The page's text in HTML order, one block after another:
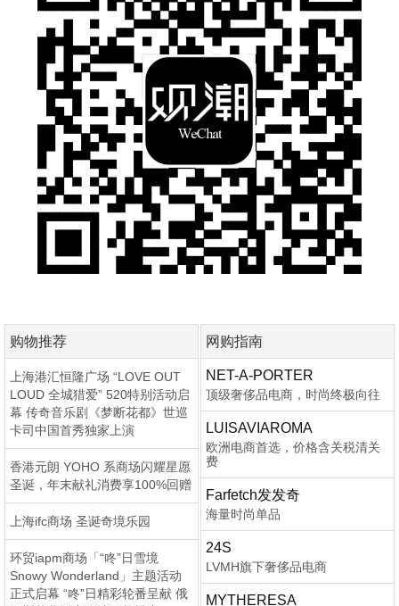
购物推荐
上海港汇恒隆广场 “LOVE OUT
LOUD 全城猎爱” 520特别活动启
幕 传奇音乐剧《梦断花都》世巡
卡司中国首秀独家上演
香港元朗 YOHO 系商场闪耀星愿
圣诞，年末献礼消费享100%回赠
上海ifc商场 圣诞奇境乐园
环贸iapm商场「“咚”日雪境
Snowy Wonderland」主题活动
正式启幕 “咚”日精彩轮番呈献 俄
网购指南
NET-A-PORTER
顶级奢侈品电商，时尚终极向往
LUISAVIAROMA
欧洲电商首选，价格含关税清关
费
Farfetch发发奇
海量时尚单品
24S
LVMH旗下奢侈品电商
MYTHERESA